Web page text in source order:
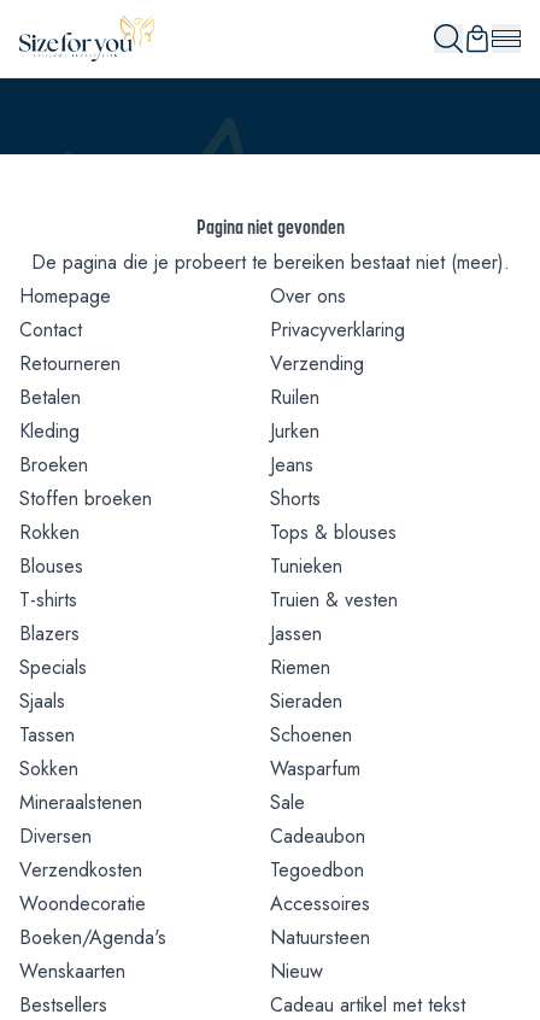
Pagina niet gevonden
De pagina die je probeert te bereiken bestaat niet (meer).
Homepage
Over ons
Contact
Privacyverklaring
Retourneren
Verzending
Betalen
Ruilen
Kleding
Jurken
Broeken
Jeans
Stoffen broeken
Shorts
Rokken
Tops & blouses
Blouses
Tunieken
T-shirts
Truien & vesten
Blazers
Jassen
Specials
Riemen
Sjaals
Sieraden
Tassen
Schoenen
Sokken
Wasparfum
Mineraalstenen
Sale
Diversen
Cadeaubon
Verzendkosten
Tegoedbon
Woondecoratie
Accessoires
Boeken/Agenda's
Natuursteen
Wenskaarten
Nieuw
Bestsellers
Cadeau artikel met tekst